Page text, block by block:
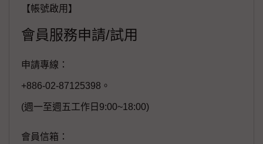
【帳號啟用】
會員服務申請/試用
申請專線：
+886-02-87125398。
(週一至週五工作日9:00~18:00)
會員信箱：